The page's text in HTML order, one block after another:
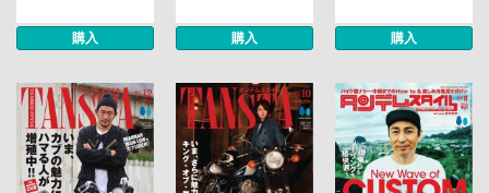
購入 購入 購入